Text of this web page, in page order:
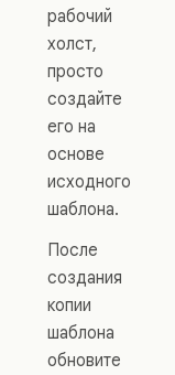
рабочий
холст,
просто
создайте
его на
основе
исходного
шаблона.
После
создания
копии
шаблона
обновите